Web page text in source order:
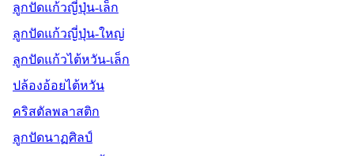
ลูกปัดแก้วญี่ปุ่น-เล็ก
ลูกปัดแก้วญี่ปุ่น-ใหญ่
ลูกปัดแก้วไต้หวัน-เล็ก
ปล้องอ้อยไต้หวัน
คริสตัลพลาสติก
ลูกปัดนาฏศิลป์